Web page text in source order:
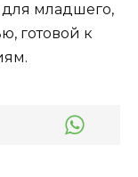
младшего,
готовой к